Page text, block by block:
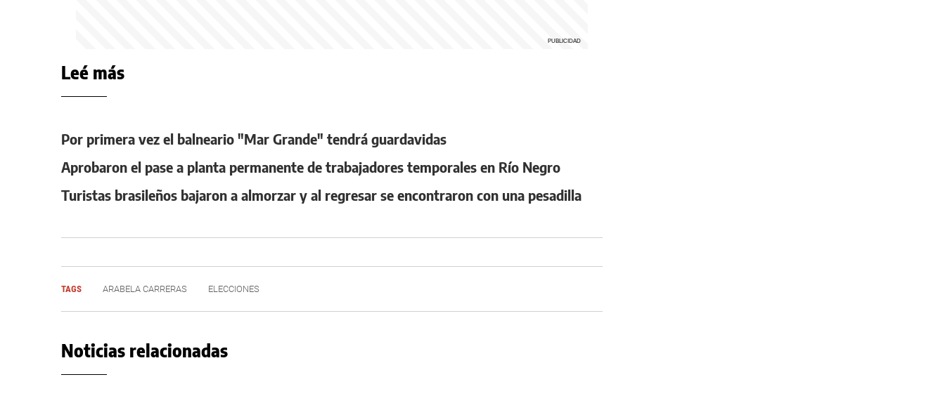
Leé más
Por primera vez el balneario "Mar Grande" tendrá guardavidas
Aprobaron el pase a planta permanente de trabajadores temporales en Río Negro
Turistas brasileños bajaron a almorzar y al regresar se encontraron con una pesadilla
TAGS ARABELA CARRERAS ELECCIONES
Noticias relacionadas